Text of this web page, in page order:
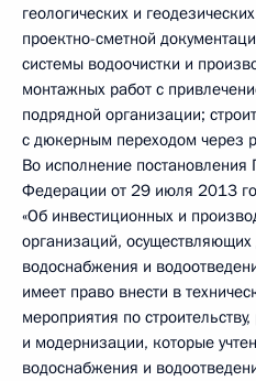
геологических и
проектно-сметной
системы водоочистки и
монтажных работ с
подрядной организации;
с дюкерным переходом через
Во исполнение постановления
Федерации от 29 июля 2013
«Об инвестиционных и
организаций,
водоснабжения и
имеет право внести в
мероприятия по
и модернизации, которые
водоснабжения и